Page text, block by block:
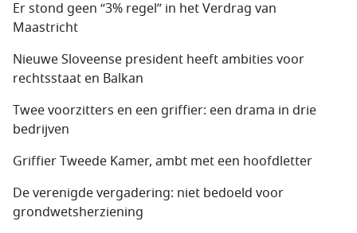
Er stond geen “3% regel” in het Verdrag van
Maastricht
Nieuwe Sloveense president heeft ambities voor
rechtsstaat en Balkan
Twee voorzitters en een griffier: een drama in drie
bedrijven
Griffier Tweede Kamer, ambt met een hoofdletter
De verenigde vergadering: niet bedoeld voor
grondwetsherziening